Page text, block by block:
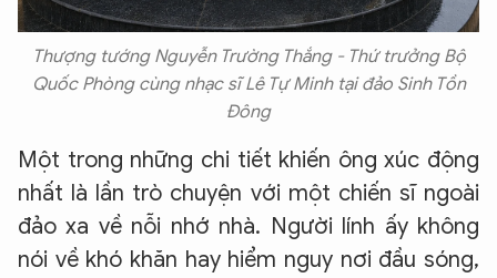
Thượng tướng Nguyễn Trường Thắng - Thứ trưởng Bộ
Quốc Phòng cùng nhạc sĩ Lê Tự Minh tại đảo Sinh Tồn
Đông
Một trong những chi tiết khiến ông xúc động
nhất là lần trò chuyện với một chiến sĩ ngoài
đảo xa về nỗi nhớ nhà. Người lính ấy không
nói về khó khăn hay hiểm nguy nơi đầu sóng,